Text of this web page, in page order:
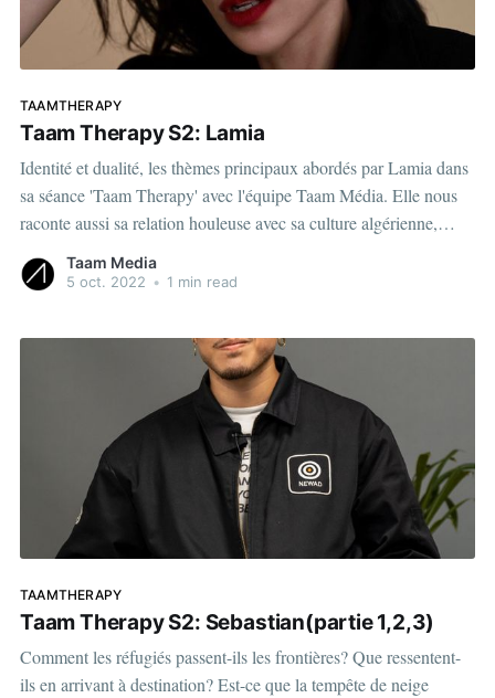
TAAMTHERAPY
Taam Therapy S2: Lamia
Identité et dualité, les thèmes principaux abordés par Lamia dans
sa séance 'Taam Therapy' avec l'équipe Taam Média. Elle nous
raconte aussi sa relation houleuse avec sa culture algérienne,
temps. Partie 1 View
Taam Media
5 oct. 2022 • 1 min read
TAAMTHERAPY
Taam Therapy S2: Sebastian(partie 1,2,3)
Comment les réfugiés passent-ils les frontières? Que ressentent-
ils en arrivant à destination? Est-ce que la tempête de neige